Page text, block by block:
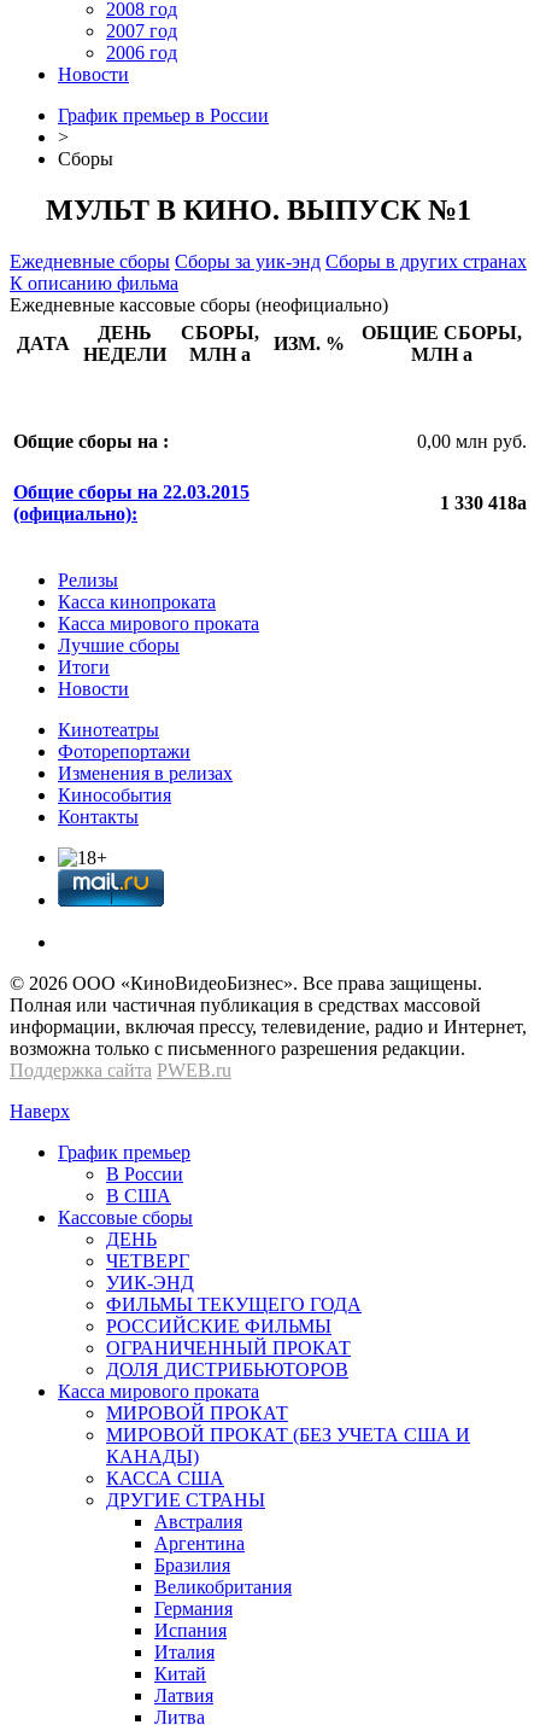
2008 год
2007 год
2006 год
Новости
График премьер в России
>
Сборы
МУЛЬТ В КИНО. ВЫПУСК №1
Ежедневные сборы Сборы за уик-энд Сборы в других странах
К описанию фильма
Ежедневные кассовые сборы (неофициально)
ДАТА
ДЕНЬ
НЕДЕЛИ
СБОРЫ,
МЛНa
ИЗМ. %
ОБЩИЕ СБОРЫ,
МЛНa
Общие сборы на : 0,00 млн руб.
Общие сборы на 22.03.2015
(официально):
1 330 418a
Релизы
Касса кинопроката
Касса мирового проката
Лучшие сборы
Итоги
Новости
Кинотеатры
Фоторепортажи
Изменения в релизах
Кинособытия
Контакты
© 2026 OOО «КиноВидеоБизнес». Все права защищены.
Полная или частичная публикация в средствах массовой
информации, включая прессу, телевидение, радио и Интернет,
возможна только с письменного разрешения редакции.
Поддержка сайта PWEB.ru
Наверх
График премьер
В России
В США
Кассовые сборы
ДЕНЬ
ЧЕТВЕРГ
УИК-ЭНД
ФИЛЬМЫ ТЕКУЩЕГО ГОДА
РОССИЙСКИЕ ФИЛЬМЫ
ОГРАНИЧЕННЫЙ ПРОКАТ
ДОЛЯ ДИСТРИБЬЮТОРОВ
Касса мирового проката
МИРОВОЙ ПРОКАТ
МИРОВОЙ ПРОКАТ (БЕЗ УЧЕТА США И
КАНАДЫ)
КАССА США
ДРУГИЕ СТРАНЫ
Австралия
Аргентина
Бразилия
Великобритания
Германия
Испания
Италия
Китай
Латвия
Литва